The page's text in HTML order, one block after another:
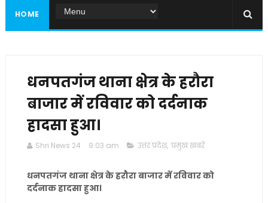
HOME
धनपतगंज थाना क्षेत्र के हरौरा
बाजार में रविवार को दर्दनाक
हादसा हुआ।
Shri News 24 9:03 am उत्तर प्रदेश, प्रमुख खबरें
धनपतगंज थाना क्षेत्र के हरौरा बाजार में रविवार को
दर्दनाक हादसा हुआ।